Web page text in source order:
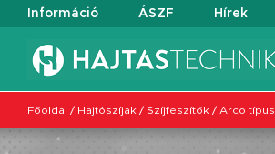
Információ ÁSZF Hírek
Főoldal / Hajtószíjak / Szíjfeszítők / Arco típus